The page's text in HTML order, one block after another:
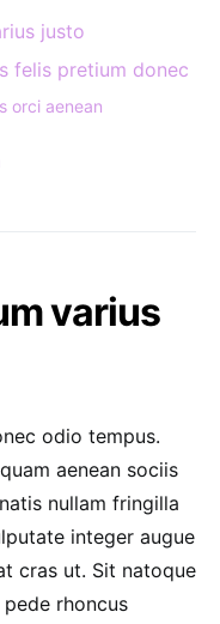
justo
felis pretium donec
orci aenean
varius
odio tempus.
aenean sociis
nullam fringilla
integer augue
cras ut. Sit natoque
rhoncus